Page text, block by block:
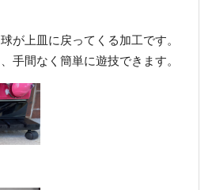
が上皿に戻ってくる加工です。
手間なく簡単に遊技できます。